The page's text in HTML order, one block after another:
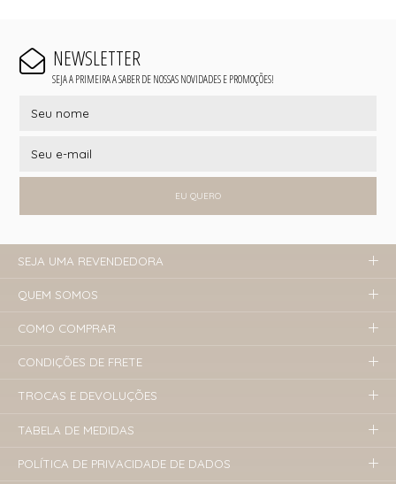
NEWSLETTER
SEJA A PRIMEIRA A SABER DE NOSSAS NOVIDADES E PROMOÇÕES!
EU QUERO
SEJA UMA REVENDEDORA
QUEM SOMOS
COMO COMPRAR
CONDIÇÕES DE FRETE
TROCAS E DEVOLUÇÕES
TABELA DE MEDIDAS
POLÍTICA DE PRIVACIDADE DE DADOS